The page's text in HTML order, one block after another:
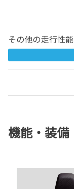
その他の走行性能
機能・装備